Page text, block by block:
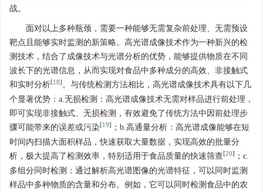
战。
面对以上多种瓶颈，需要一种能够无需复杂前处理、无需预设
靶点且能够实时监测的新策略。高光谱成像技术作为一种新兴的检
测技术，结合了成像技术与光谱分析的优势，能够提供物质在不同
波长下的光谱信息，从而实现对食品中多种成分的高效、非接触式
和实时分析[18] 。与传统检测方法相比，高光谱成像技术具有以下几
个显著优势：a.无损检测：高光谱成像技术无需对样品进行前处理，
即可实现非接触式、无损检测，有效避免了传统方法中因前处理步
骤可能带来的误差或污染[19]
；b.高通量分析：高光谱成像能够在短
时间内扫描大面积样品，快速获取大量数据，实现高效的批量分
析，极大提高了检测效率，特别适用于食品质量的快速筛查[20]
；c.
多组分同时检测：通过解析高光谱图像的光谱特征，可以同时监测
样品中多种物质的含量和分布。例如，它可以同时检测食品中的农